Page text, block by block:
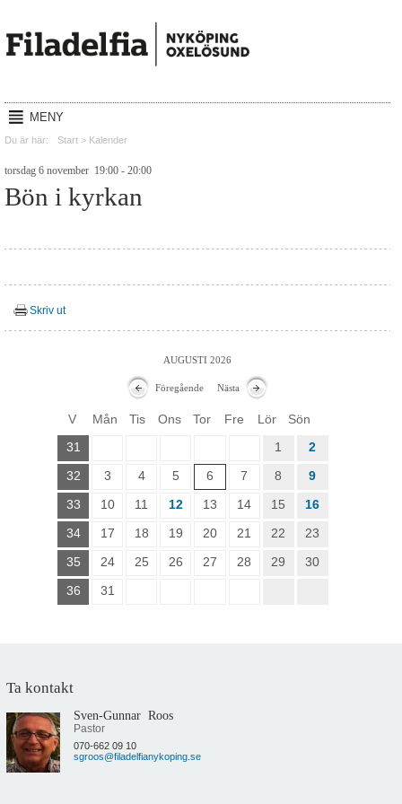
MENY
Hem
Reachout
Kalender
Du är här: Start > Kalender
torsdag 6 november 19:00 - 20:00
Bön i kyrkan
Skriv ut
AUGUSTI 2026
Föregående Nästa
V Mån Tis Ons Tor Fre Lör
Sön
31
1
2
32
3 4 5 6 7 8
9
33
10 11 12 13 14 15
16
34
17 18 19 20 21 22
23
35
24 25 26 27 28 29
30
36
31
Ta kontakt
Sven-Gunnar Roos
Pastor
070-662 09 10
sgroos@filadelfianykoping.se